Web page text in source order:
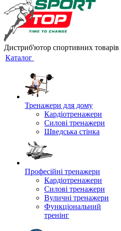
Дистриб'ютор спортивних товарів
Каталог
Тренажери для дому
Кардіотренажери
Силові тренажери
Шведська стінка
Професійні тренажери
Кардіотренажери
Силові тренажери
Вуличні тренажери
Функціональний
тренінг